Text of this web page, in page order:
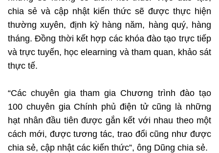
chia sẻ và cập nhật kiến thức sẽ được thực hiện
thường xuyên, định kỳ hàng năm, hàng quý, hàng
tháng. Đồng thời kết hợp các khóa đào tạo trực tiếp
và trực tuyến, học elearning và tham quan, khảo sát
thực tế.
“Các chuyên gia tham gia Chương trình đào tạo
100 chuyên gia Chính phủ điện tử cũng là những
hạt nhân đầu tiên được gắn kết với nhau theo một
cách mới, được tương tác, trao đổi cũng như được
chia sẻ, cập nhật các kiến thức”, ông Dũng chia sẻ.